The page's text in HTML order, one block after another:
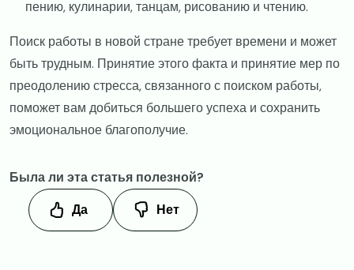
пению, кулинарии, танцам, рисованию и чтению.
Поиск работы в новой стране требует времени и может
быть трудным. Принятие этого факта и принятие мер по
преодолению стресса, связанного с поиском работы,
поможет вам добиться большего успеха и сохранить
эмоциональное благополучие.
Была ли эта статья полезной?
Да
Нет